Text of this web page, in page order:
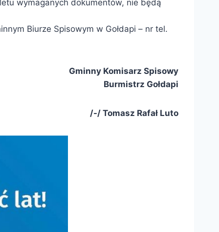
wymaganych dokumentów, nie będą
Biurze Spisowym w Gołdapi – nr tel.
Gminny Komisarz Spisowy
Burmistrz Gołdapi
/-/ Tomasz Rafał Luto